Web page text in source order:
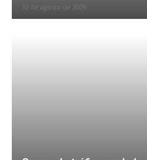
10 de agosto de 2026